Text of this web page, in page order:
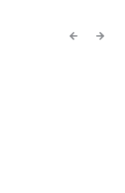
Previous
Next